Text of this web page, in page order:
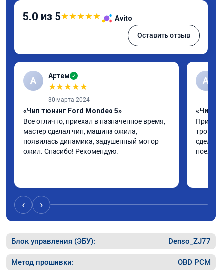
5.0 из 5★★★★★ Avito
Оставить отзыв
А Артем ✓
★★★★★
30 марта 2024
«Чип тюнинг Ford Mondeo 5»
Все отлично, приехал в назначенное время,
мастер сделал чип, машина ожила,
появилась динамика, задушенный мотор
ожил. Спасибо! Рекомендую.
А
«Чип
троила
‹ ›
Блок управления (ЭБУ): Denso_ZJ77
Метод прошивки: OBD PCM